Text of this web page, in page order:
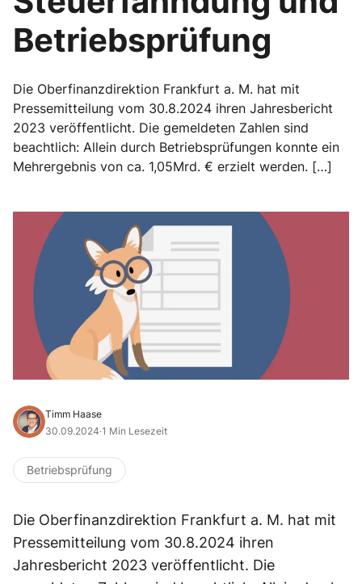
Betriebsprüfung
Die Oberfinanzdirektion Frankfurt a. M. hat mit
Pressemitteilung vom 30.8.2024 ihren Jahresbericht
2023 veröffentlicht. Die gemeldeten Zahlen sind
beachtlich: Allein durch Betriebsprüfungen konnte ein
Mehrergebnis von ca. 1,05Mrd. € erzielt werden. […]
Timm Haase
30.09.2024·1 Min Lesezeit
Betriebsprüfung
Die Oberfinanzdirektion Frankfurt a. M. hat mit
Pressemitteilung vom 30.8.2024 ihren
Jahresbericht 2023 veröffentlicht. Die